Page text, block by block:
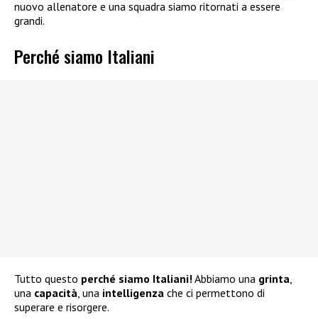
nuovo allenatore e una squadra siamo ritornati a essere
grandi.
Perché siamo Italiani
Tutto questo perché siamo Italiani!Abbiamo una grinta,
una capacità, una intelligenza che ci permettono di
superare e risorgere.